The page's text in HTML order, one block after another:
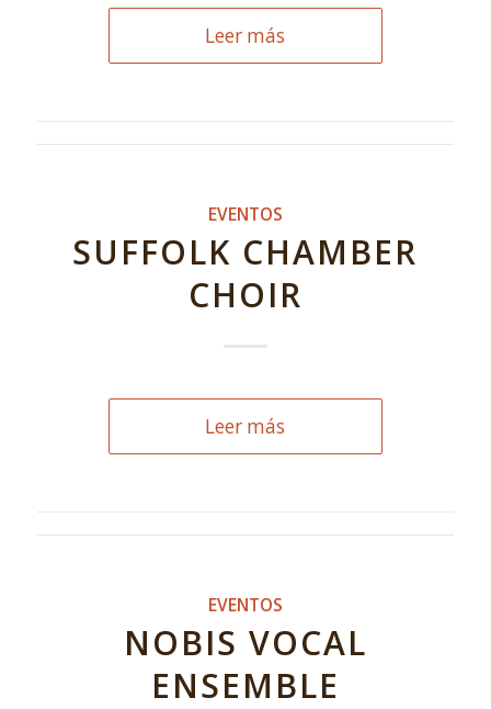
Leer más
EVENTOS
SUFFOLK CHAMBER
CHOIR
Leer más
EVENTOS
NOBIS VOCAL
ENSEMBLE